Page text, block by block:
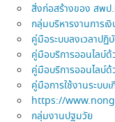
สิ่งก่อสร้างของ สพป
กลุ่มบริหารงานการ
คู่มือระบบลงเวลาปฏิ
คู่มือบริการออนไลบ์
คู่มือบริการออนไลบ์
คู่มือการใช้งานระบ
https://
กลุ่มงานปฐมวัย